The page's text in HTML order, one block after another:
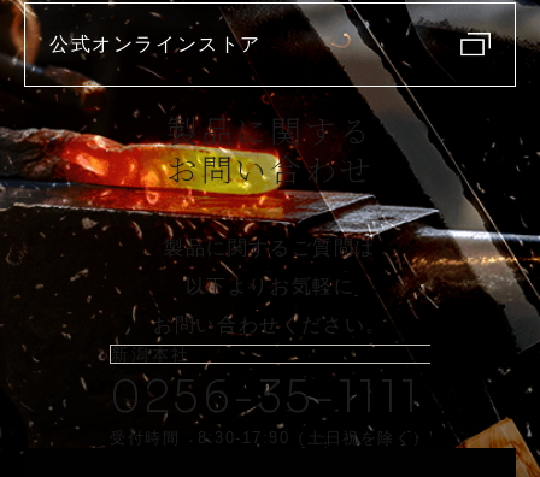
公式オンラインストア
製品に関する
お問い合わせ
製品に関するご質問は
以下よりお気軽に
お問い合わせください。
新潟本社
0256-35-1111
受付時間 8:30-17:30（土日祝を除く）